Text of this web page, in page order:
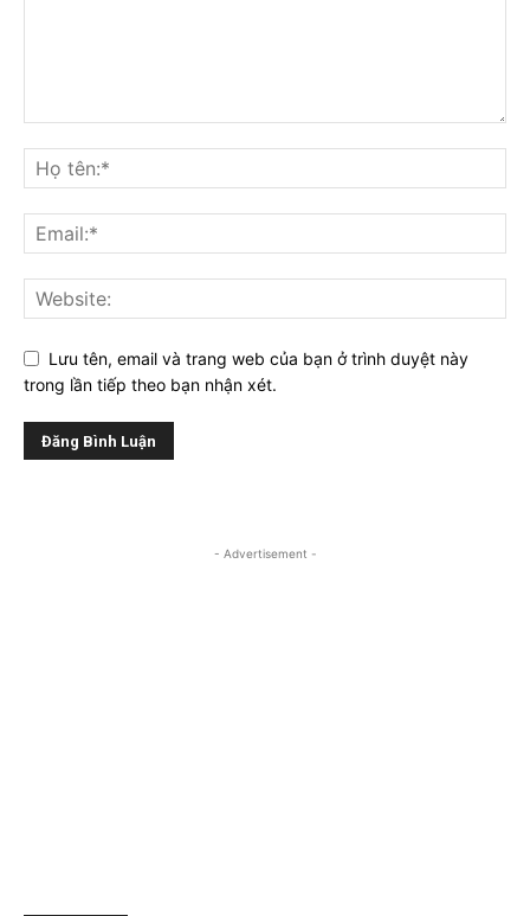
Lưu tên, email và trang web của bạn ở trình duyệt này
trong lần tiếp theo bạn nhận xét.
- Advertisement -